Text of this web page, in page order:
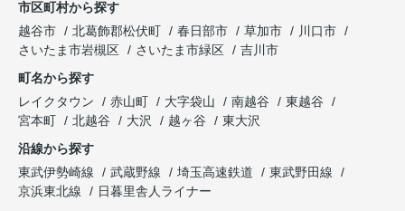
市区町村から探す
越谷市
北葛飾郡松伏町 春日部市 草加市
川口市
さいたま市岩槻区
さいたま市緑区
吉川市
町名から探す
レイクタウン
赤山町 大字袋山 南越谷
東越谷
宮本町
北越谷 大沢 越ヶ谷
東大沢
沿線から探す
東武伊勢崎線
武蔵野線 埼玉高速鉄道
東武野田線
京浜東北線
日暮里舎人ライナー